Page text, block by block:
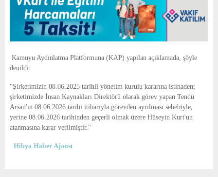
E
U
Kamuyu Aydınlatma Platformuna (KAP) yapılan açıklamada, şöyle
denildi:
"Şirketimizin 08.06.2025 tarihli yönetim kurulu kararına istinaden;
şirketimizde İnsan Kaynakları Direktörü olarak görev yapan Tendü
Arsan'ın 08.06.2026 tarihi itibarıyla görevden ayrılması sebebiyle,
yerine 08.06.2026 tarihinden geçerli olmak üzere Hüseyin Kurt'un
atanmasına karar verilmiştir."
Hibya Haber Ajansı